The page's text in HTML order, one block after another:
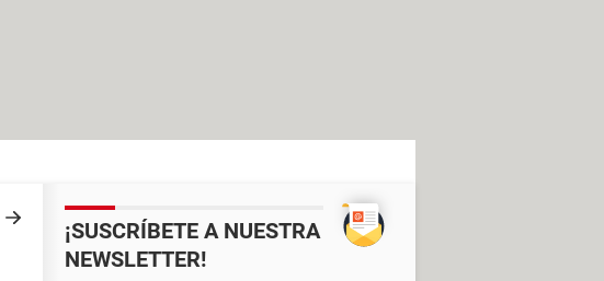
¡SUSCRÍBETE A NUESTRA
NEWSLETTER!